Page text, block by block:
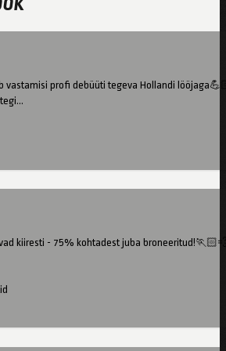
vastamisi profi debüüti tegeva Hollandi
kiiresti - 75% kohtadest juba